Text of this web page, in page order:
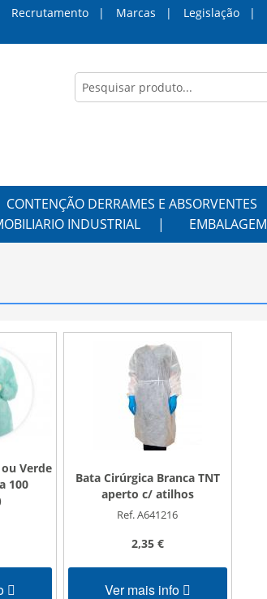
Recrutamento Marcas Legislação
CONTENÇÃO DERRAMES E ABSORVENTES
INDUSTRIAL
EMBALAGEM
Verde
100
Bata Cirúrgica Branca TNT
aperto c/ atilhos
Ref. A641216
2,35 €
Ver mais info